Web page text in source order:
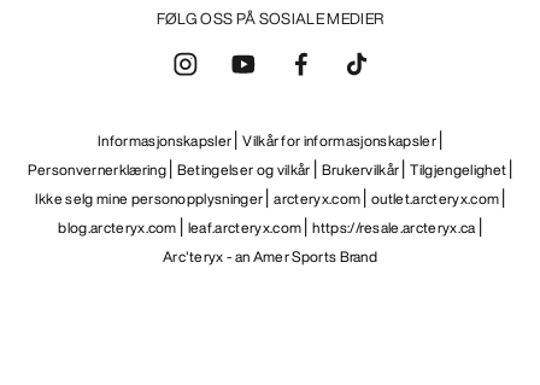
FØLG OSS PÅ SOSIALE MEDIER
Informasjonskapsler Vilkår for informasjonskapsler
Personvernerklæring Betingelser og vilkår Brukervilkår Tilgjengelighet
Ikke selg mine personopplysninger arcteryx.com outlet.arcteryx.com
blog.arcteryx.com leaf.arcteryx.com https://resale.arcteryx.ca
Arc'teryx - an Amer Sports Brand